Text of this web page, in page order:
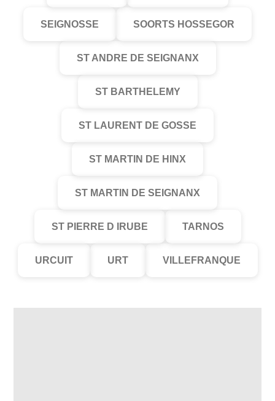
SEIGNOSSE SOORTS HOSSEGOR
ST ANDRE DE SEIGNANX
ST BARTHELEMY
ST LAURENT DE GOSSE
ST MARTIN DE HINX
ST MARTIN DE SEIGNANX
ST PIERRE D IRUBE TARNOS
URCUIT URT VILLEFRANQUE